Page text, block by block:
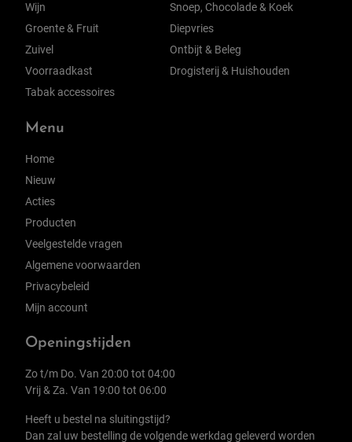
Wijn
Groente & Fruit
Zuivel
Voorraadkast
Tabak accessoires
Snoep, Chocolade & Koek
Diepvries
Ontbijt & Beleg
Drogisterij & Huishouden
Menu
Home
Nieuw
Acties
Producten
Veelgestelde vragen
Algemene voorwaarden
Privacybeleid
Mijn account
Openingstijden
Zo t/m Do. Van 20:00 tot 04:00
Vrij & Za. Van 19:00 tot 06:00
Heeft u bestel na sluitingstijd?
Dan zal uw bestelling de volgende werkdag geleverd worden